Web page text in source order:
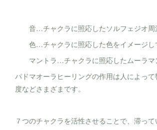
音…チャクラに照応したソルフェジオ周
色…チャクラに照応した色をイメージし
マントラ…チャクラに照応したムーラマ
パドマオーラヒーリングの作用は人によっ
度などさまざまです。
７つのチャクラを活性させることで、滞っ